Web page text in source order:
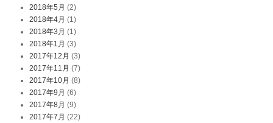
2018年5月 (2)
2018年4月 (1)
2018年3月 (1)
2018年1月 (3)
2017年12月 (3)
2017年11月 (7)
2017年10月 (8)
2017年9月 (6)
2017年8月 (9)
2017年7月 (22)